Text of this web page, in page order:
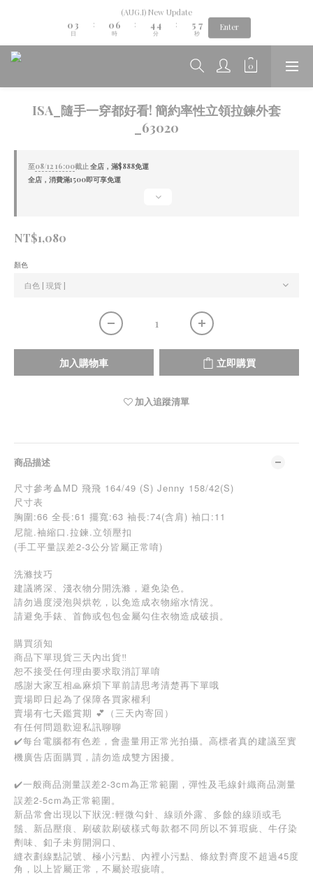
Aug.06th-Aug.12th new collection...🌺
(AUG.I) New Update
0 3
2
日
:
06
5
1
時
:
5
4
3
5
4
3
分
:
6
5
4
2
0
7
6
4
3
2
0
秒
Enter
Aug.06th-Aug.12th new collection...🌺
ISA_隨手一穿都好看! 簡約率性立領拉鍊外套
_63020
至08/12 16:00截止 全店，滿$888免運
全店，消費滿1500即可享免運
NT$1,080
顏色
加入購物車 立即購買
加入追蹤清單
商品描述
尺寸參考🔺MD 飛飛 164/49 (S) Jenny 158/42(S)
尺寸表
胸圍:66 全長:61 擺寬:63 袖長:74(含肩) 袖口:11
尼龍.袖縮口.拉鍊.立領壓扣
(手工平量誤差2-3公分皆屬正常唷)
洗滌技巧
建議將深、淺衣物分開洗滌，避免染色。
請勿過度浸泡與烘乾，以免造成衣物縮水情況。
請避免手錶、首飾或包包金屬勾住衣物造成破損。
購買須知
商品下單現貨三天內出貨‼️
恕不接受任何理由要求取消訂單唷
感謝大家互相🙏麻煩下單前請思考清楚再下單哦
賣場即日起為了保障各買家權利
賣場有七天鑑賞期 💕（三天內寄回）
有任何問題歡迎私訊聊聊
✔️每台電腦都有色差，會盡量用正常光拍攝。高標者真的建議至實
機廣告店面購買，請勿造成雙方困擾。
✔️一般商品測量誤差2-3cm為正常範圍，彈性及毛線針織商品測量
誤差2-5cm為正常範圍。
新品常會出現以下狀況:輕微勾針、線頭外露、多餘的線頭或毛
鬚、新品壓痕、刷破款刷破樣式每款都不同所以不算瑕疵、牛仔染
劑味、釦子未剪開洞口、
縫衣劃線點記號、極小污點、內裡小污點、條紋對齊度不超過45 度
角，以上皆屬正常，不屬於瑕疵唷。